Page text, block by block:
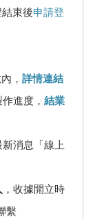
束後申請登
， 詳情連結
進度， 結業
消息「線上
，收據開立時
繫